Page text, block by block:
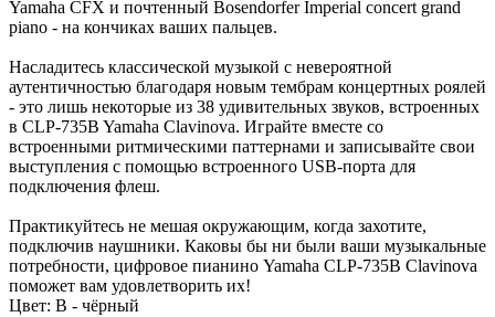
Yamaha CFX и почтенный Bosendorfer Imperial concert grand
piano - на кончиках ваших пальцев.
Насладитесь классической музыкой с невероятной
аутентичностью благодаря новым тембрам концертных роялей
- это лишь некоторые из 38 удивительных звуков, встроенных
в CLP-735B Yamaha Clavinova. Играйте вместе со
встроенными ритмическими паттернами и записывайте свои
выступления с помощью встроенного USB-порта для
подключения флеш.
Практикуйтесь не мешая окружающим, когда захотите,
подключив наушники. Каковы бы ни были ваши музыкальные
потребности, цифровое пианино Yamaha CLP-735B Clavinova
поможет вам удовлетворить их!
Цвет: B - чёрный